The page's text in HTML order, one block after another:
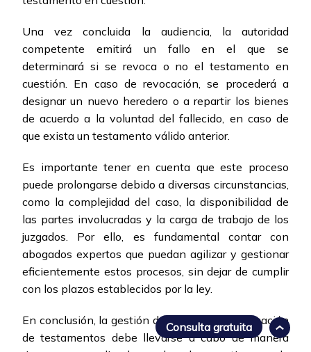
Una vez concluida la audiencia, la autoridad
competente emitirá un fallo en el que se
determinará si se revoca o no el testamento en
cuestión. En caso de revocación, se procederá a
designar un nuevo heredero o a repartir los bienes
de acuerdo a la voluntad del fallecido, en caso de
que exista un testamento válido anterior.
Es importante tener en cuenta que este proceso
puede prolongarse debido a diversas circunstancias,
como la complejidad del caso, la disponibilidad de
las partes involucradas y la carga de trabajo de los
juzgados. Por ello, es fundamental contar con
abogados expertos que puedan agilizar y gestionar
eficientemente estos procesos, sin dejar de cumplir
con los plazos establecidos por la ley.
En conclusión, la gestión de procesos de revocación
de testamentos debe llevarse a cabo de manera
Consulta gratuita